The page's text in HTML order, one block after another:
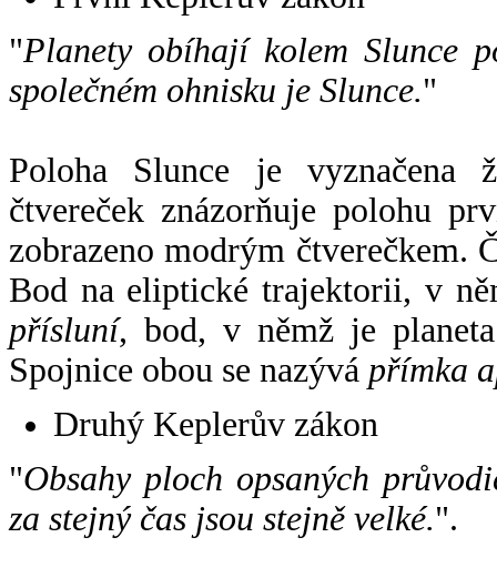
"Planety obíhají kolem Slunce
společném ohnisku je Slunce."
Poloha Slunce je vyznačena
čtvereček znázorňuje polohu
zobrazeno modrým čtverečkem.
Bod na eliptické trajektorii, v
přísluní, bod, v němž je
Spojnice obou se nazývá přímka
Druhý Keplerův zákon
"Obsahy ploch opsaných
za stejný čas jsou stejně velké.".